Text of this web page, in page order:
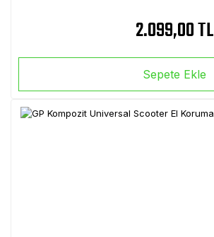
2.099,00 TL
Sepete Ekle